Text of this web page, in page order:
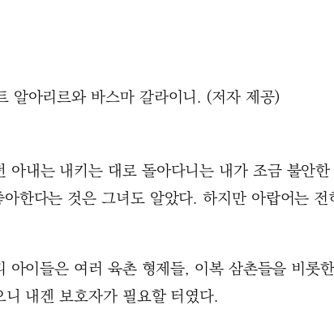
아리르와 바스마 갈라이니. (저자 제공)
내는 내키는 대로 돌아다니는 내가 조금 불안
한다는 것은 그녀도 알았다. 하지만 아랍어는
이들은 여러 육촌 형제들, 이복 삼촌들을 비롯
내겐 보호자가 필요할 터였다.